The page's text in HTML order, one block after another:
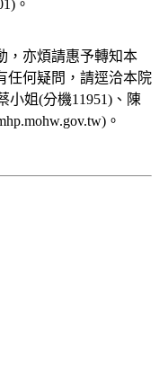
。
，亦煩請惠予轉知本
任何疑問，請逕洽本院
小姐(分機11951)、陳
。